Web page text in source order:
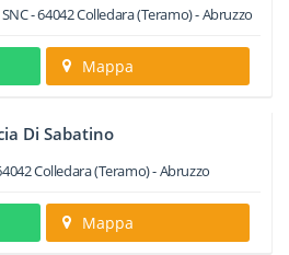
-64042Colledara(Teramo) -Abruzzo
Mappa
Di Sabatino
Colledara(Teramo) -Abruzzo
Mappa